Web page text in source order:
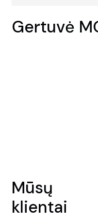
Gertuvė
Mūsų
klientai